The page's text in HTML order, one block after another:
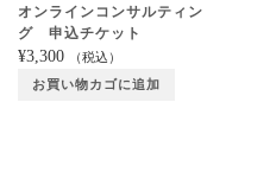
オンラインコンサルティン
グ 申込チケット
¥3,300 （税込）
お買い物カゴに追加